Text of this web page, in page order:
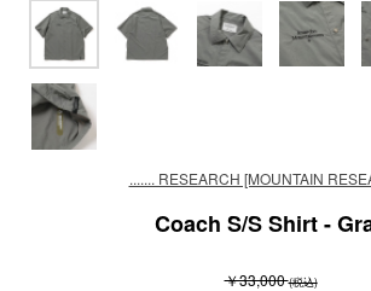
....... RESEARCH [MOUNTAIN
Coach S/S Shirt -
￥33,000(税込)